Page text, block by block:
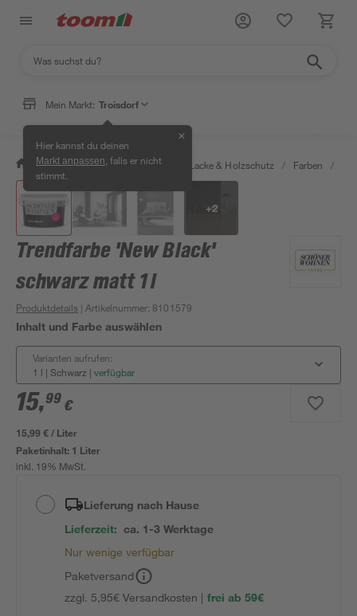
Mein Markt: Troisdorf
Hier kannst du deinen
Markt anpassen , falls er nicht
stimmt.
✕
/ Bauen & Renovieren / Farben, Lacke & Holzschutz / Farben /
+2
Trendfarbe 'New Black'
schwarz matt 1 l
Produktdetails | Artikelnummer: 8101579
Inhalt und Farbe auswählen
Varianten aufrufen:
1 l | Schwarz | verfügbar
15,99 €
15,99 € / Liter
Paketinhalt: 1 Liter
inkl. 19% MwSt.
Lieferung nach Hause
Lieferzeit: ca. 1-3 Werktage
Nur wenige verfügbar
Paketversand
zzgl. 5,95€ Versandkosten | frei ab 59€